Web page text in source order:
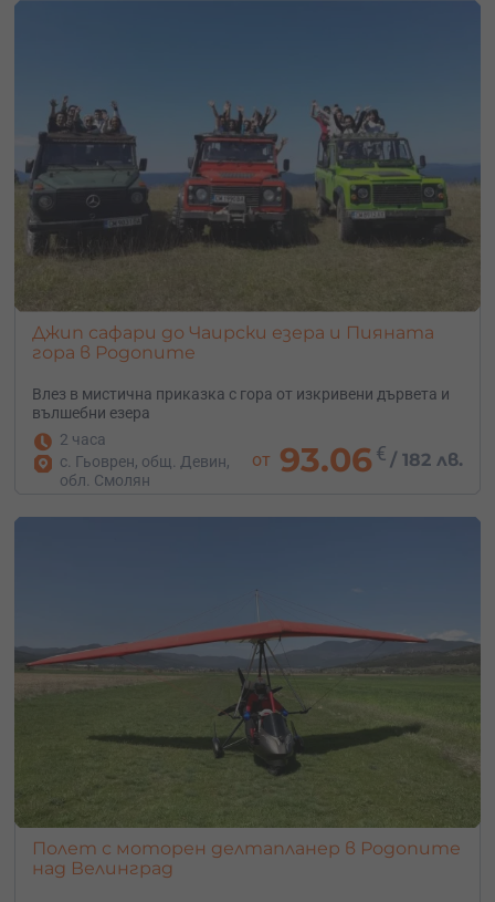
Джип сафари до Чаирски езера и Пияната
гора в Родопите
Влез в мистична приказка с гора от изкривени дървета и
вълшебни езера
2 часа
с. Гьоврен, общ. Девин,
обл. Смолян
от 93.06€ /182 лв.
Полет с моторен делтапланер в Родопите
над Велинград